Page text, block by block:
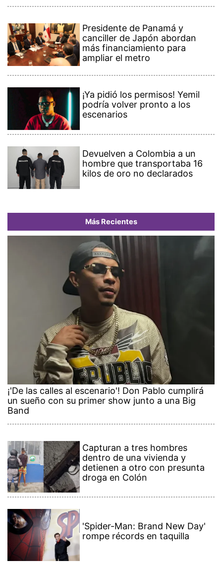
Presidente de Panamá y
canciller de Japón abordan
más financiamiento para
ampliar el metro
¡Ya pidió los permisos! Yemil
podría volver pronto a los
escenarios
Devuelven a Colombia a un
hombre que transportaba 16
kilos de oro no declarados
Más Recientes
¡'De las calles al escenario'! Don Pablo cumplirá
un sueño con su primer show junto a una Big
Band
Capturan a tres hombres
dentro de una vivienda y
detienen a otro con presunta
droga en Colón
'Spider-Man: Brand New Day'
rompe récords en taquilla